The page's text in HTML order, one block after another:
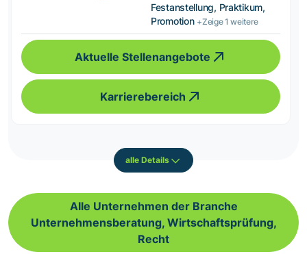
Festanstellung, Praktikum,
Promotion +Zeige 1 weitere
Aktuelle Stellenangebote
Karrierebereich
alle Details
Alle Unternehmen der Branche
Unternehmensberatung, Wirtschaftsprüfung,
Recht